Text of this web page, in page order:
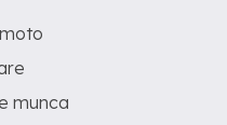
munca